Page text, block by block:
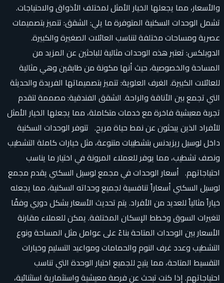
والأسعار، مما يجعلها الخيار الأمثل لمختلف الأذواق والاحتياجات.
تشمل الوحدات السكنية المتوفرة ما يلي: الشقق: تتميز بتصميمات
عصرية ومساحات مختلفة لتناسب العائلات الصغيرة والكبيرة.
الدوبلكس: تعتبر هذه الوحدات مثالية للباحثين عن المزيد من
المساحة والخصوصية، حيث أنها مكونة من طابقين وهي مثالية
للعائلات الكبيرة. الغرف العلوية: تتميز بتصميماتها الفريدة والحديثة
التي تجمع بين الأناقة والراحة. الشقق الفندقية: مصممة لتقدم
تجربة معيشية فاخرة مع خدمات متكاملة، مما يجعلها الخيار الأمثل
للأفراد الذين يبحثون عن نمط حياة مريح. تتوفر الوحدات السكنية
داخل لوسيل ريزيدنس بتشطيبات متنوعة، مثل خيارات كاملة التشطيب
ونصف تشطيب، مما يوفر للعملاء المرونة في اختيار ما يناسب
احتياجاتهم. أسعار الوحدات في مجمع لوسيل السكني يقدم مجمع
لوسيل السكني أسعاراً تنافسية لجميع وحداته السكنية، مما يجعله
خياراً مثالياً للعديد من الأفراد. يتم تحديث الأسعار بشكل دوري وفقًا
لتغيرات السوق وخطط الإسكان المختلفة. يمكن للعملاء مقارنة
الأسعار بين الوحدات المتاحة بناءً على عوامل مثل المساحة ونوع
التشطيب وعدد غرف النوم والحمامات ومواعيد التسليم وخيارات
التقسيط المتاحة، مما يتيح للجميع اختيار الوحدة التي تناسب
احتياجاتهم. إذا كنت تبحث عن فرصة معيشية واستثمارية استثنائية،